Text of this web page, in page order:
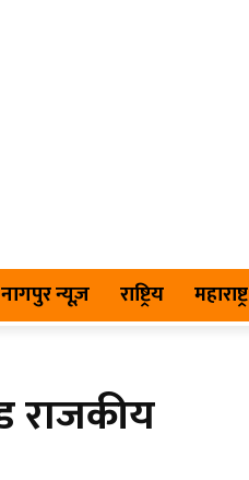
नागपुर न्यूज़ राष्ट्रिय महाराष्ट्र
राजकीय